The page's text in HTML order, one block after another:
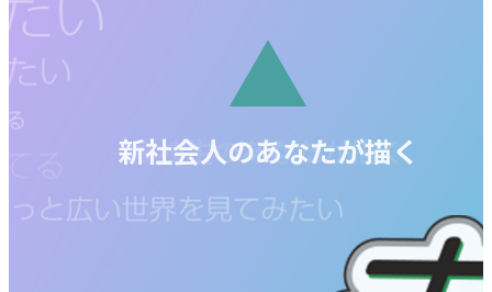
高校生のあなたが描く
大学生のあなたが描く
新社会人のあなたが描く
高校生のあなたが描く
大学生のあなたが描く
新社会人のあなたが描く